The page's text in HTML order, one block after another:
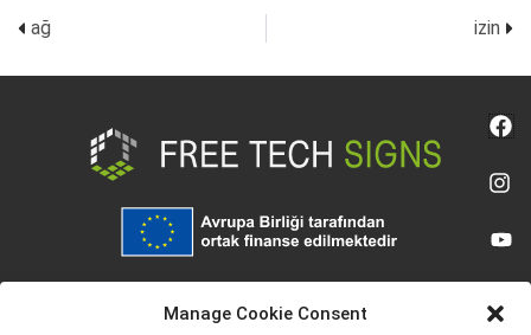
Manage Cookie Consent
ağ izin
Kültür Yürütme Ajansı’nın (EACEA) görüşlerini yansıtmak zorunda değildir. Ne
Avrupa Birliği ne de EACEA bunlardan sorumlu tutulamaz.